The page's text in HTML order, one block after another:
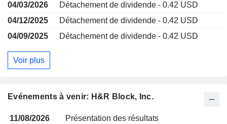
04/03/2026
Détachement de dividende - 0.42 USD
04/12/2025
Détachement de dividende - 0.42 USD
04/09/2025
Détachement de dividende - 0.42 USD
Voir plus
Evénements à venir: H&R Block, Inc.
11/08/2026 Présentation des résultats